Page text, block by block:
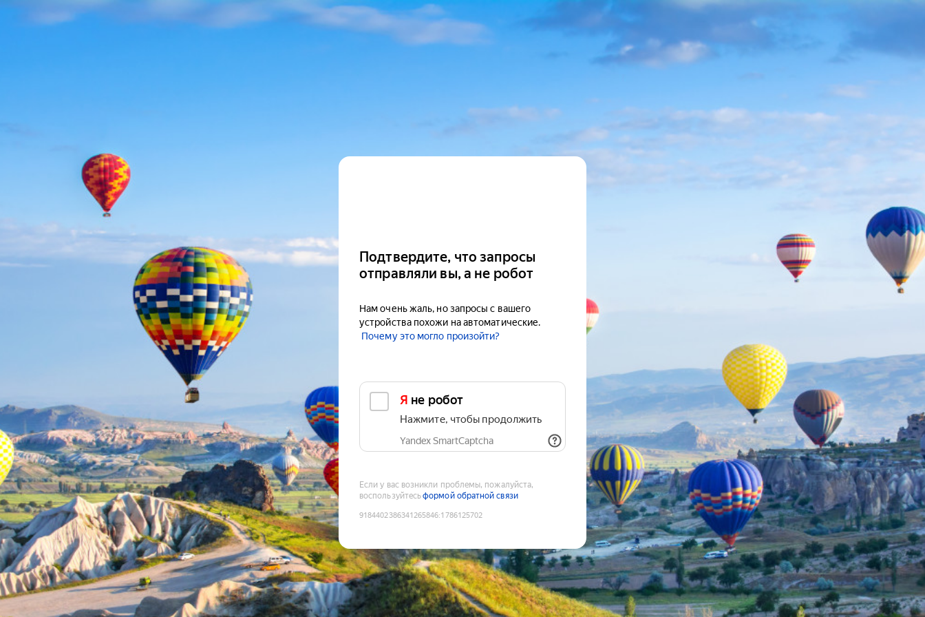
Подтвердите, что запросы
отправляли вы, а не робот
Нам очень жаль, но запросы с вашего
устройства похожи на автоматические.
Почему это могло произойти?
Я не робот
Нажмите, чтобы продолжить
Yandex SmartCaptcha
Если у вас возникли проблемы, пожалуйста,
воспользуйтесьформой обратной связи
9184402386341265846:1786125702